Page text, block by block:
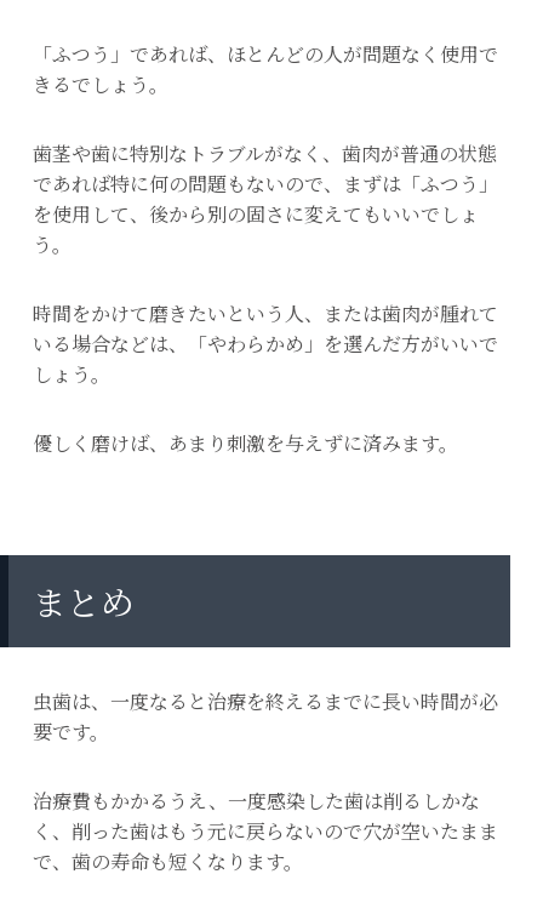
「ふつう」であれば、ほとんどの人が問題なく使用で
きるでしょう。
歯茎や歯に特別なトラブルがなく、歯肉が普通の状態
であれば特に何の問題もないので、まずは「ふつう」
を使用して、後から別の固さに変えてもいいでしょ
う。
時間をかけて磨きたいという人、または歯肉が腫れて
いる場合などは、「やわらかめ」を選んだ方がいいで
しょう。
優しく磨けば、あまり刺激を与えずに済みます。
まとめ
虫歯は、一度なると治療を終えるまでに長い時間が必
要です。
治療費もかかるうえ、一度感染した歯は削るしかな
く、削った歯はもう元に戻らないので穴が空いたまま
で、歯の寿命も短くなります。